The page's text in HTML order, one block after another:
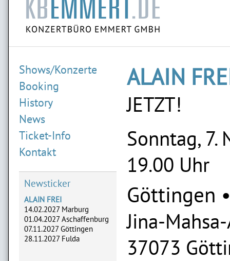
Shows/Konzerte
Booking
History
News
Ticket-Info
Kontakt
Newsticker
ALAIN FREI
14.02.2027 Marburg
01.04.2027 Aschaffenburg
07.11.2027 Göttingen
28.11.2027 Fulda
ALAIN
JETZT!
Sonntag, 7.
19.00 Uhr
Göttingen
Jina-
37073